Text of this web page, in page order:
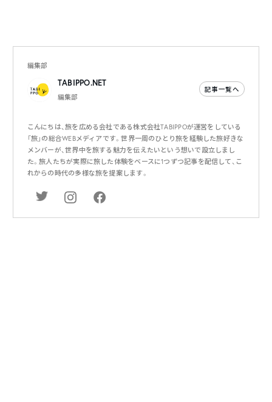
編集部
TABIPPO.NET
編集部
記事一覧へ
こんにちは、旅を広める会社である株式会社TABIPPOが運営をしている
「旅」の総合WEBメディアです。世界一周のひとり旅を経験した旅好きな
メンバーが、世界中を旅する魅力を伝えたいという想いで設立しまし
た。旅人たちが実際に旅した体験をベースに1つずつ記事を配信して、こ
れからの時代の多様な旅を提案します。